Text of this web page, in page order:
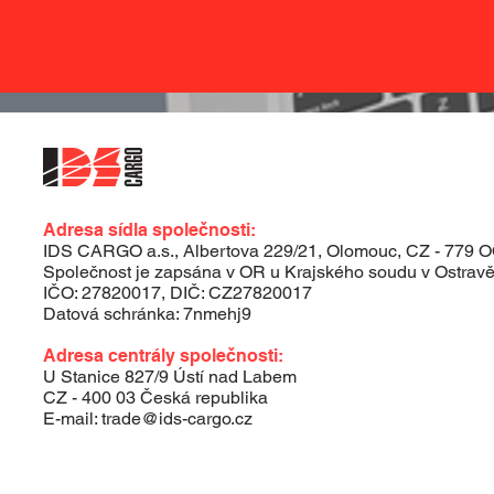
Adresa sídla společnosti:
IDS CARGO a.s., Albertova 229/21, Olomouc, CZ - 779
Společnost je zapsána v OR u Krajského soudu v
IČO: 27820017, DIČ: CZ27820017
Datová schránka: 7nmehj9
Adresa centrály společnosti:
U Stanice 827/9 Ústí nad Labem
CZ - 400 03 Česká republika
E-mail: trade@ids-cargo.cz